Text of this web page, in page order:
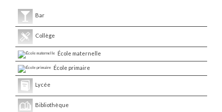
Bar
Collège
École maternelle
École primaire
Lycée
Bibliothèque